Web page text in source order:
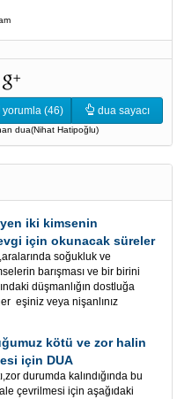
yorumla (46) dua sayacı
dua(Nihat Hatipoğlu)
iki kimsenin
için okunacak süreler
soğukluk ve
barışması ve bir birini
düşmanlığın dostluğa
eşiniz veya nişanlınız
kötü ve zor halin
için DUA
durumda kalındığında bu
çevrilmesi için aşağıdaki